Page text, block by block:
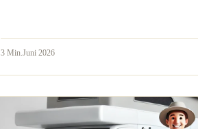
3 Min. Juni 2026